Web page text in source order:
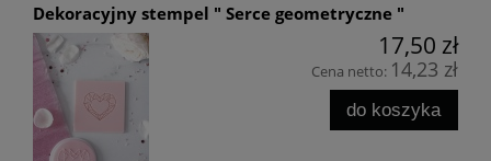
Dekoracyjny stempel " Serce geometryczne "
17,50 zł
Cena netto: 14,23 zł
do koszyka